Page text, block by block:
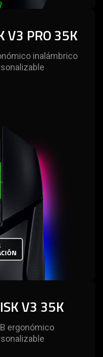
V3 PRO 35K
inalámbrico
V3 35K
ergonómico